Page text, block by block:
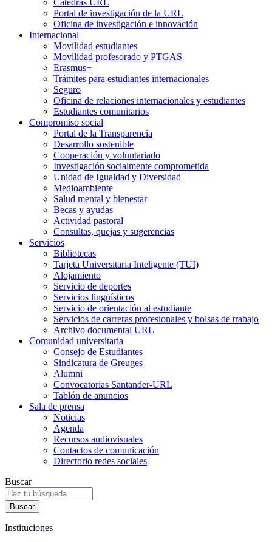
Portal de investigación de la URL
Oficina de investigación e innovación
Internacional
Movilidad estudiantes
Movilidad profesorado y PTGAS
Erasmus+
Trámites para estudiantes internacionales
Seguro
Oficina de relaciones internacionales y estudiantes
Estudiantes comunitarios
Compromiso social
Portal de la Transparencia
Desarrollo sostenible
Cooperación y voluntariado
Investigación socialmente comprometida
Unidad de Igualdad y Diversidad
Medioambiente
Salud mental y bienestar
Becas y ayudas
Actividad pastoral
Consultas, quejas y sugerencias
Servicios
Bibliotecas
Tarjeta Universitaria Inteligente (TUI)
Alojamiento
Servicio de deportes
Servicios lingüísticos
Servicio de orientación al estudiante
Servicios de carreras profesionales y bolsas de trabajo
Archivo documental URL
Comunidad universitaria
Consejo de Estudiantes
Sindicatura de Greuges
Alumni
Convocatorias Santander-URL
Tablón de anuncios
Sala de prensa
Noticias
Agenda
Recursos audiovisuales
Contactos de comunicación
Directorio redes sociales
Buscar
Instituciones